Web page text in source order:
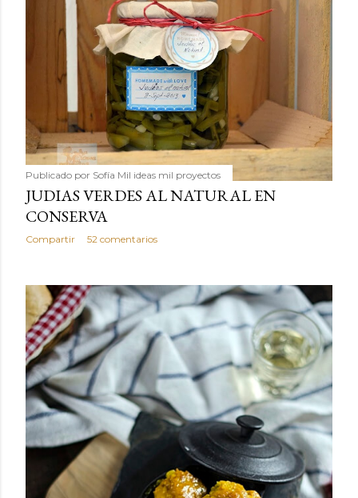
Publicado por Sofía Mil ideas mil proyectos
JUDIAS VERDES AL NATURAL EN
CONSERVA
Compartir 52 comentarios